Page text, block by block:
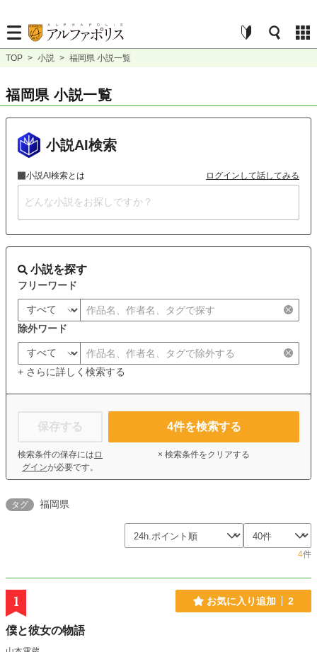
TOP > 小説 > 福岡県 小説一覧
福岡県 小説一覧
小説AI検索
小説AI検索とは ログインして話してみる
小説を探す
フリーワード
除外ワード
+ さらに詳しく検索する
保存する
検索条件の保存には ロ
グインが必要です。
4件を検索する
× 検索条件をクリアする
タグ 福岡県
4件
1 お気に入り追加 2
僕と彼女の物語